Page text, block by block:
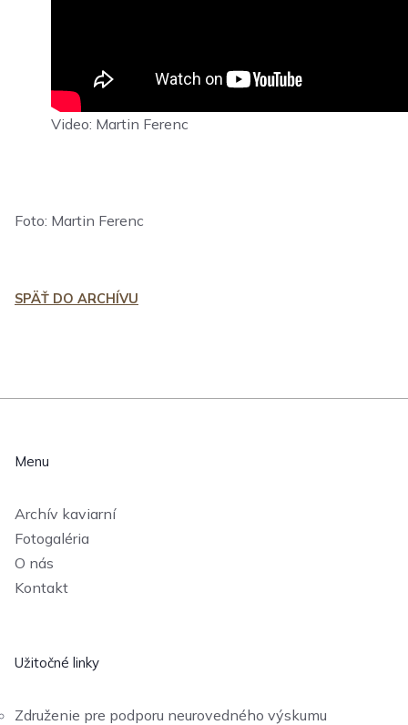
Video: Martin Ferenc
Foto: Martin Ferenc
SPÄŤ DO ARCHÍVU
Menu
Archív kaviarní
Fotogaléria
O nás
Kontakt
Užitočné linky
Združenie pre podporu neurovedného výskumu